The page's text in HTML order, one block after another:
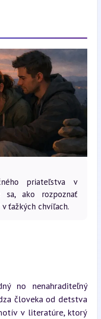
priateľstva v
sa, ako rozpoznať
ťažkých chvíľach.
no nenahraditeľný
človeka od detstva
v literatúre, ktorý